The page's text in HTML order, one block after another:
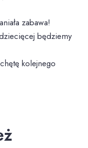
zabawa!
będziemy
kolejnego